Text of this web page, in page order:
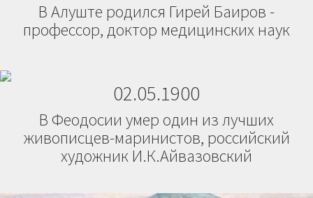
В Алуште родился Гирей Баиров -
профессор, доктор медицинских наук
02.05.1900
В Феодосии умер один из лучших
живописцев-маринистов, российский
художник И.К.Айвазовский